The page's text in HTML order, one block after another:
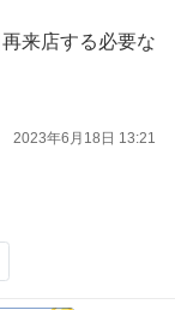
来店する必要な
2023年6月18日 13:21